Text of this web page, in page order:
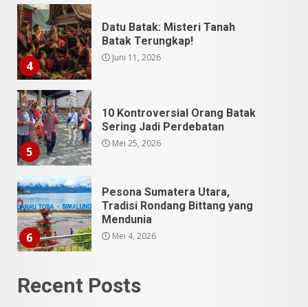
5
10 Kontroversial Orang Batak
Sering Jadi Perdebatan
Mei 25, 2026
6
Pesona Sumatera Utara,
Tradisi Rondang Bittang yang
Mendunia
Mei 4, 2026
7
SUCI Season 11: Finalis Stand
Up Comedy KompasTV
9 Tempat Istimewa Sumatera
Utara Bukan Cuma Medan dan
Recent Posts